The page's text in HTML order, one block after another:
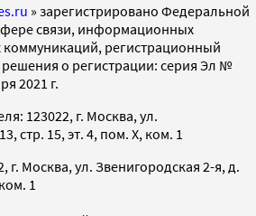
» зарегистрировано Федеральной
связи, информационных
коммуникаций, регистрационный
о регистрации: серия Эл №
2021 г.
123022, г. Москва, ул.
стр. 15, эт. 4, пом. X, ком. 1
г. Москва, ул. Звенигородская 2-я, д.
1